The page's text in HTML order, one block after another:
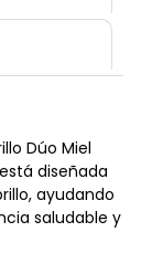
Dúo Miel
diseñada
ayudando
saludable y